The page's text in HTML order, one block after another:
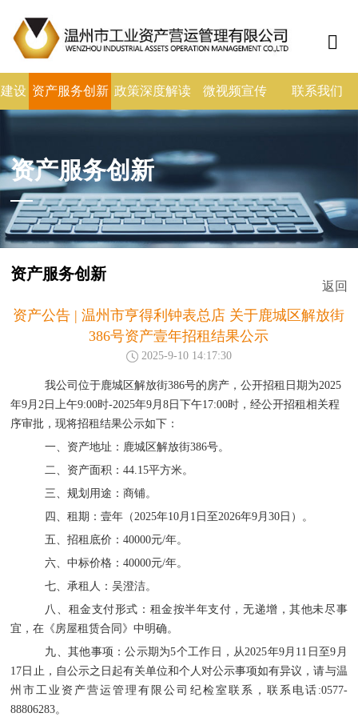
设 资产服务创新 政策深度解读 微视频宣传 联系我们
资产服务创新
资产服务创新
返回
资产公告 | 温州市亨得利钟表总店 关于鹿城区解放街
386号资产壹年招租结果公示
2025-9-10 14:17:30
我公司位于鹿城区解放街386号的房产，公开招租日期为2025
年9 月 2 日上午9:00时-2025年9 月8日下午17:00时，经公开招租相关程
序审批，现将招租结果公示如下：
一、资产地址：鹿城区解放街386号。
二、资产面积：44.15平方米。
三、规划用途：商铺。
四、租期：壹年（ 2025年10月1日至2026年9月30日）。
五、招租底价：40000元/年。
六、中标价格：40000元/年。
七、承租人：吴澄洁。
八、租金支付形式：租金按半年支付，无递增 ，其他未尽事
宜，在《房屋租赁合同》中明确。
九、其他事项：公示期为5个工作日， 从 2025年9月11日至9月
17日止，自公示之日起有关单位和个人对公示事项如有异议，请与温
州市工业资产营运管理有限公司纪检室 联系 ，联系电话 :0577-
88806283。